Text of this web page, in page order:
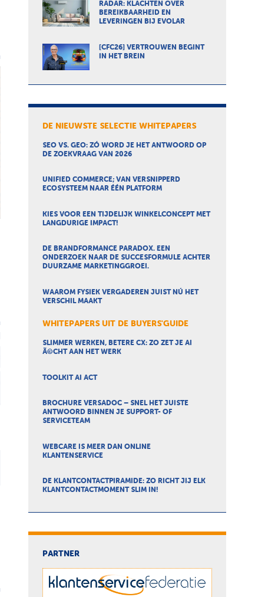
RADAR: KLACHTEN OVER
BEREIKBAARHEID EN
LEVERINGEN BIJ EVOLAR
[CFC26] VERTROUWEN BEGINT
IN HET BREIN
DE NIEUWSTE SELECTIE WHITEPAPERS
SEO VS. GEO: ZÓ WORD JE HET ANTWOORD OP
DE ZOEKVRAAG VAN 2026
UNIFIED COMMERCE; VAN VERSNIPPERD
ECOSYSTEEM NAAR ÉÉN PLATFORM
KIES VOOR EEN TIJDELIJK WINKELCONCEPT MET
LANGDURIGE IMPACT!
DE BRANDFORMANCE PARADOX. EEN
ONDERZOEK NAAR DE SUCCESFORMULE ACHTER
DUURZAME MARKETINGGROEI.
WAAROM FYSIEK VERGADEREN JUIST NÚ HET
VERSCHIL MAAKT
WHITEPAPERS UIT DE BUYERS'GUIDE
SLIMMER WERKEN, BETERE CX: ZO ZET JE AI
Ã©CHT AAN HET WERK
TOOLKIT AI ACT
BROCHURE VERSADOC – SNEL HET JUISTE
ANTWOORD BINNEN JE SUPPORT- OF
SERVICETEAM
WEBCARE IS MEER DAN ONLINE
KLANTENSERVICE
DE KLANTCONTACTPIRAMIDE: ZO RICHT JIJ ELK
KLANTCONTACTMOMENT SLIM IN!
PARTNER